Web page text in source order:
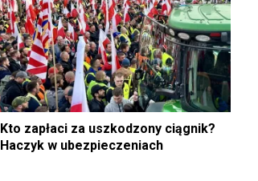
Kto zapłaci za uszkodzony ciągnik?
Haczyk w ubezpieczeniach